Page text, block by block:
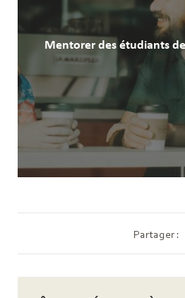
Mentorer des étudiants
Partager :